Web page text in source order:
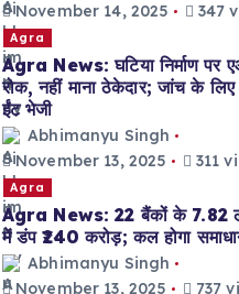
November 14, 2025
347
Agra
Agra News: घटिया निर्माण पर
रोक, नहीं माना ठेकेदार; जांच के लिए
ईंट भेजी
Abhimanyu Singh
November 13, 2025
311
Agra
Agra News: 22 बैंकों के 7.82
में डंप ₹240 करोड़; कल होगा
Abhimanyu Singh
November 13, 2025
737